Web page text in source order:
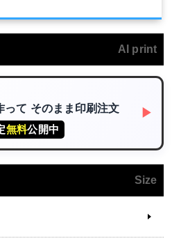
AI print
って そのまま印刷注文
無料公開中
▶
Size